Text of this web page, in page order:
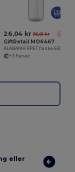
26,04 kr 36,01 kr -28%
GiftRetail MO6467
+3 Farver
eller